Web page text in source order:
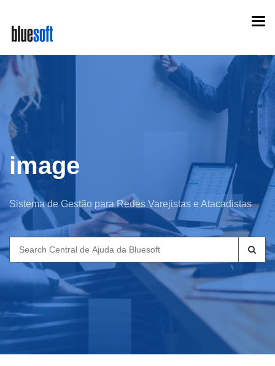
main
content
image
Sistema de Gestão para Redes Varejistas e Atacadistas
Search
for: